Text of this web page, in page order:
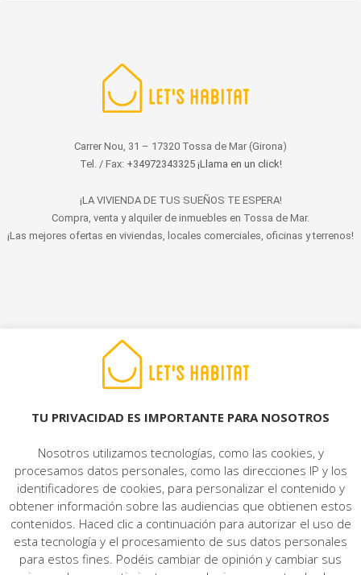
Carrer Nou, 31 – 17320 Tossa de Mar (Girona)
Tel. / Fax: +34972343325 ¡Llama en un click!
¡LA VIVIENDA DE TUS SUEÑOS TE ESPERA!
Compra, venta y alquiler de inmuebles en Tossa de Mar.
¡Las mejores ofertas en viviendas, locales comerciales, oficinas y terrenos!
© 2022 LET'S HABITAT - INMOBILIARIA. Todos los derechos reservados.
TU PRIVACIDAD ES IMPORTANTE PARA NOSOTROS
Nosotros utilizamos tecnologías, como las cookies, y
procesamos datos personales, como las direcciones IP y los
identificadores de cookies, para personalizar el contenido y
obtener información sobre las audiencias que obtienen estos
contenidos. Haced clic a continuación para autorizar el uso de
esta tecnología y el procesamiento de sus datos personales
para estos fines. Podéis cambiar de opinión y cambiar sus